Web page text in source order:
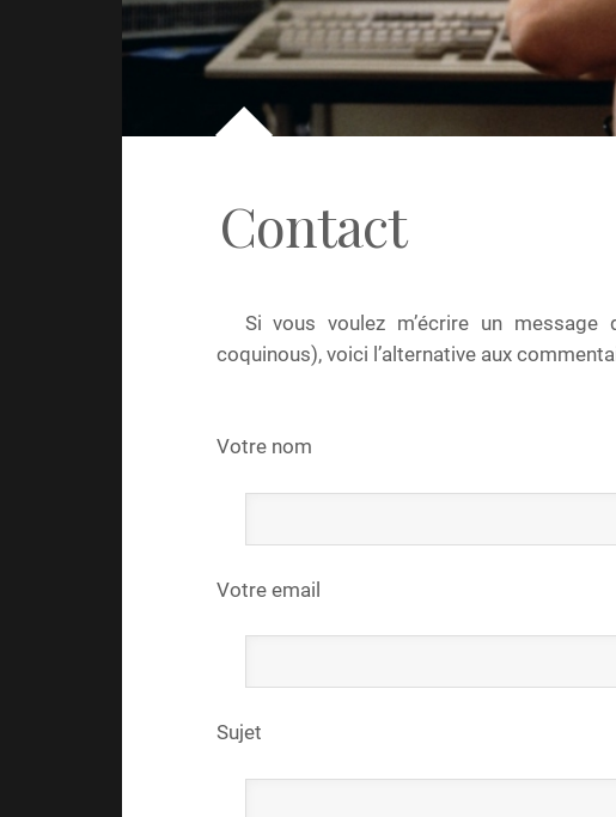
Contact
Si vous voulez m’écrire un message
coquinous), voici l’alternative aux
Votre nom
Votre email
Sujet